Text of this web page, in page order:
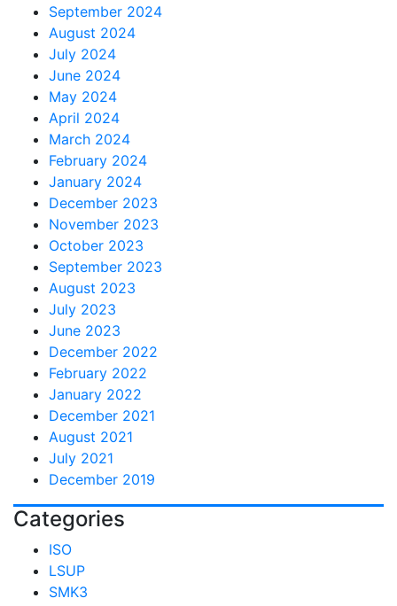
September 2024
August 2024
July 2024
June 2024
May 2024
April 2024
March 2024
February 2024
January 2024
December 2023
November 2023
October 2023
September 2023
August 2023
July 2023
June 2023
December 2022
February 2022
January 2022
December 2021
August 2021
July 2021
December 2019
Categories
ISO
LSUP
SMK3